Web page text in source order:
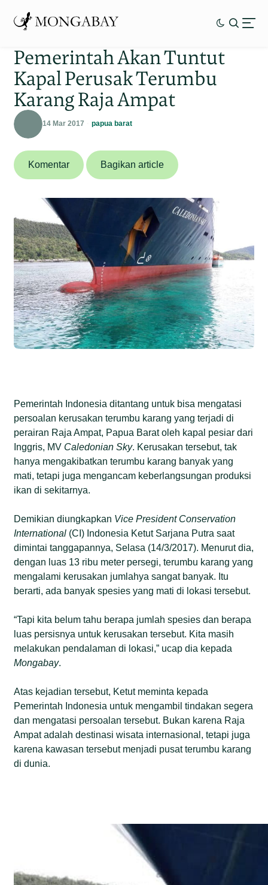
Pemerintah Akan Tuntut
Kapal Perusak Terumbu
Karang Raja Ampat
14 Mar 2017 papua barat
Komentar Bagikan article
Pemerintah Indonesia ditantang untuk bisa mengatasi
persoalan kerusakan terumbu karang yang terjadi di
perairan Raja Ampat, Papua Barat oleh kapal pesiar dari
Inggris, MV Caledonian Sky. Kerusakan tersebut, tak
hanya mengakibatkan terumbu karang banyak yang
mati, tetapi juga mengancam keberlangsungan produksi
ikan di sekitarnya.
Demikian diungkapkan Vice President Conservation
International (CI) Indonesia Ketut Sarjana Putra saat
dimintai tanggapannya, Selasa (14/3/2017). Menurut dia,
dengan luas 13 ribu meter persegi, terumbu karang yang
mengalami kerusakan jumlahya sangat banyak. Itu
berarti, ada banyak spesies yang mati di lokasi tersebut.
“Tapi kita belum tahu berapa jumlah spesies dan berapa
luas persisnya untuk kerusakan tersebut. Kita masih
melakukan pendalaman di lokasi,” ucap dia kepada
Mongabay.
Atas kejadian tersebut, Ketut meminta kepada
Pemerintah Indonesia untuk mengambil tindakan segera
dan mengatasi persoalan tersebut. Bukan karena Raja
Ampat adalah destinasi wisata internasional, tetapi juga
karena kawasan tersebut menjadi pusat terumbu karang
di dunia.